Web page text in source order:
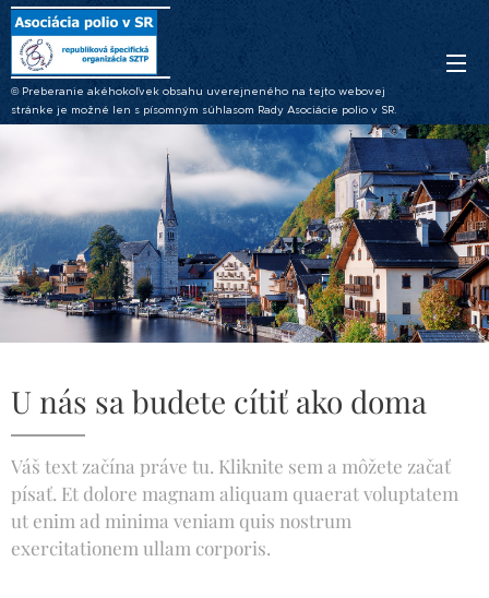
© Preberanie akéhokoľvek obsahu uverejneného na tejto webovej
stránke je možné len s písomným súhlasom Rady Asociácie polio v SR.
U nás sa budete cítiť ako doma
Váš text začína práve tu. Kliknite sem a môžete začať
písať. Et dolore magnam aliquam quaerat voluptatem
ut enim ad minima veniam quis nostrum
exercitationem ullam corporis.